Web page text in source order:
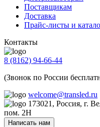
Поставщикам
Доставка
Прайс-листы и
Контакты
8 (8162) 94-66-44
(Звонок по России
welcome@transled.ru
173021, Россия, г.
пом. 2Н
Написать нам